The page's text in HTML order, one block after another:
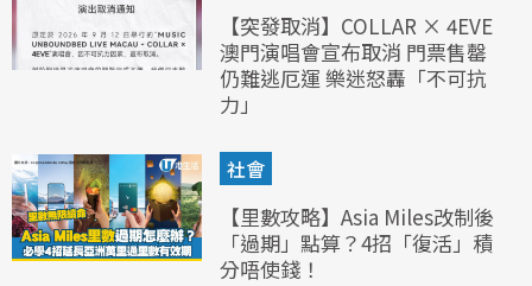
【突發取消】COLLAR × 4EVE
澳門演唱會宣布取消 門票售罄
仍難逃厄運 樂迷怒轟「不可抗
力」
社會
【里數攻略】Asia Miles改制後
「過期」點算？4招「復活」積
分唔使錢！